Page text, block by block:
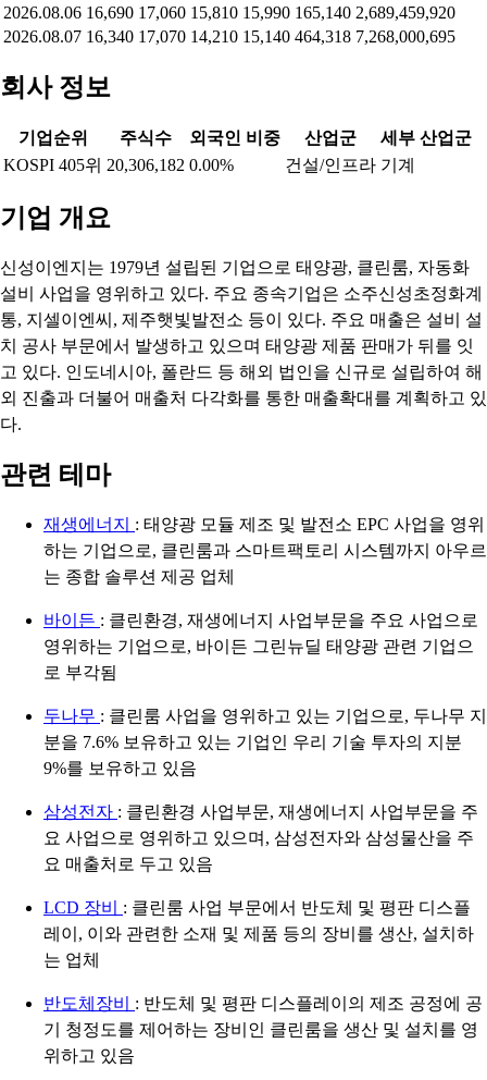
2026.08.06 16,690 17,060 15,810 15,990 165,140 2,689,459,920
2026.08.07 16,340 17,070 14,210 15,140 464,318 7,268,000,695
회사 정보
기업순위 주식수 외국인 비중 산업군
세부 산업군
KOSPI 405위 20,306,182 0.00% 건설/인프라 기계
기업 개요
신성이엔지는 1979년 설립된 기업으로 태양광, 클린룸, 자동화
설비 사업을 영위하고 있다. 주요 종속기업은 소주신성초정화계
통, 지셀이엔씨, 제주햇빛발전소 등이 있다. 주요 매출은 설비 설
치 공사 부문에서 발생하고 있으며 태양광 제품 판매가 뒤를 잇
고 있다. 인도네시아, 폴란드 등 해외 법인을 신규로 설립하여 해
외 진출과 더불어 매출처 다각화를 통한 매출확대를 계획하고 있
다.
관련 테마
재생에너지 : 태양광 모듈 제조 및 발전소 EPC 사업을 영위
하는 기업으로, 클린룸과 스마트팩토리 시스템까지 아우르
는 종합 솔루션 제공 업체
바이든 : 클린환경, 재생에너지 사업부문을 주요 사업으로
영위하는 기업으로, 바이든 그린뉴딜 태양광 관련 기업으
로 부각됨
두나무 : 클린룸 사업을 영위하고 있는 기업으로, 두나무 지
분을 7.6% 보유하고 있는 기업인 우리 기술 투자의 지분
9%를 보유하고 있음
삼성전자 : 클린환경 사업부문, 재생에너지 사업부문을 주
요 사업으로 영위하고 있으며, 삼성전자와 삼성물산을 주
요 매출처로 두고 있음
LCD 장비 : 클린룸 사업 부문에서 반도체 및 평판 디스플
레이, 이와 관련한 소재 및 제품 등의 장비를 생산, 설치하
는 업체
반도체장비 : 반도체 및 평판 디스플레이의 제조 공정에 공
기 청정도를 제어하는 장비인 클린룸을 생산 및 설치를 영
위하고 있음